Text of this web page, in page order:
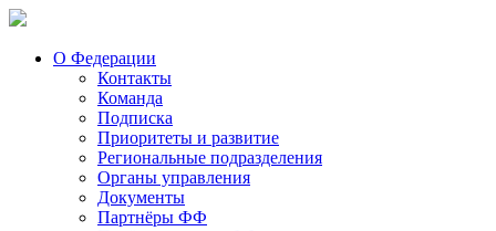
О Федерации
Контакты
Команда
Подписка
Приоритеты и развитие
Региональные подразделения
Органы управления
Документы
Партнёры ФФ